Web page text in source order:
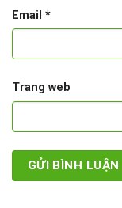
Email *
Trang web